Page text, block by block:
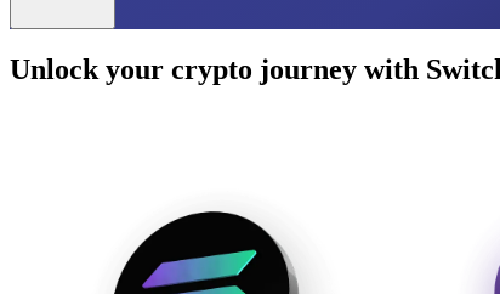
Unlock your crypto journey with